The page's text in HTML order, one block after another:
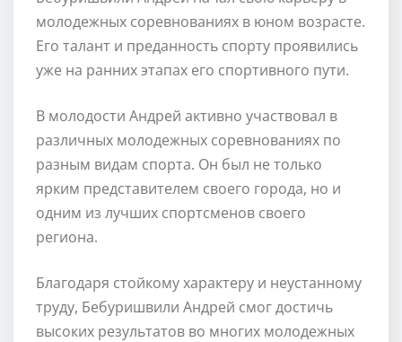
молодежных соревнованиях в юном возрасте.
Его талант и преданность спорту проявились
уже на ранних этапах его спортивного пути.
В молодости Андрей активно участвовал в
различных молодежных соревнованиях по
разным видам спорта. Он был не только
ярким представителем своего города, но и
одним из лучших спортсменов своего
региона.
Благодаря стойкому характеру и неустанному
труду, Бебуришвили Андрей смог достичь
высоких результатов во многих молодежных